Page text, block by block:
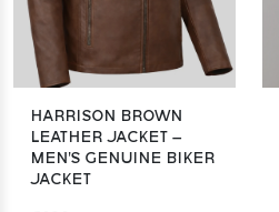
HARRISON BROWN
LEATHER JACKET –
MEN'S GENUINE BIKER
JACKET